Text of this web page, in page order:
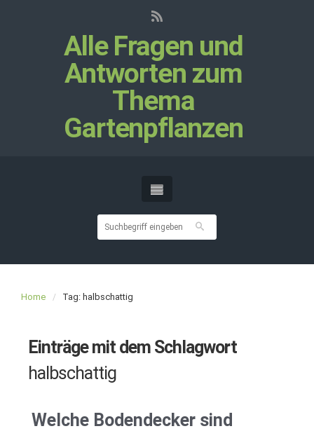
Alle Fragen und
Antworten zum
Thema
Gartenpflanzen
Home Tag: halbschattig
Einträge mit dem Schlagwort
halbschattig
Welche Bodendecker sind